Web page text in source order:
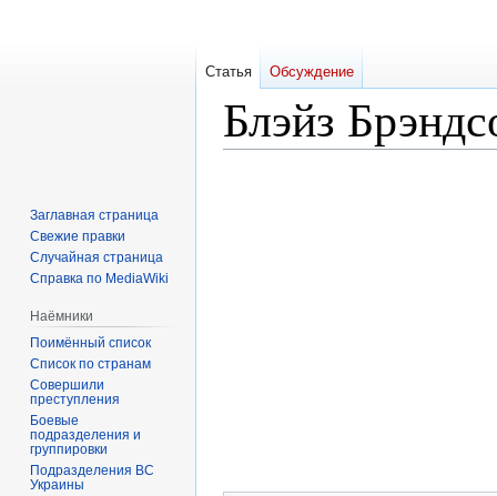
Блэйз
Статья Обсуждение
Заглавная страница
Свежие правки
Случайная страница
Справка по MediaWiki
Наёмники
Поимённый список
Список по странам
Совершили
преступления
Боевые
подразделения и
группировки
Подразделения ВС
Украины